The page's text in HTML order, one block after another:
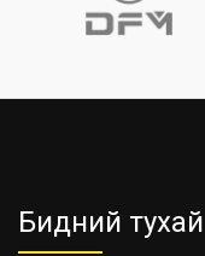
Бидний тухай